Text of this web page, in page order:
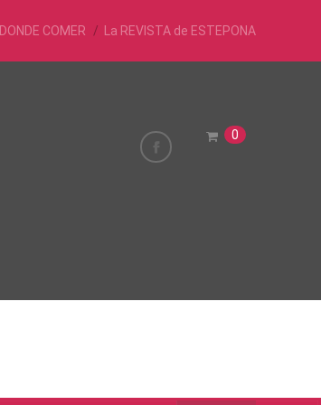
DONDE COMER La REVISTA de ESTEPONA
0